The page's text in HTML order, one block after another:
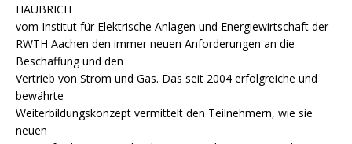
HAUBRICH
vom Institut für Elektrische Anlagen und Energiewirtschaft der
RWTH Aachen den immer neuen Anforderungen an die
Beschaffung und den
Vertrieb von Strom und Gas. Das seit 2004 erfolgreiche und
bewährte
Weiterbildungskonzept vermittelt den Teilnehmern, wie sie
neuen